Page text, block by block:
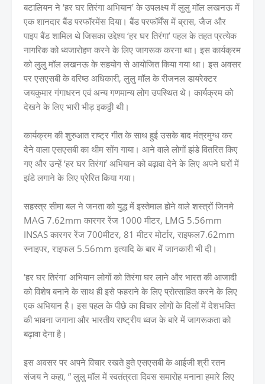
बटालियन ने ‘हर घर तिरंगा अभियान’ के उपलक्ष्य में लुलु मॉल लखनऊ में
एक शानदार बैंड परफॉरमेंस दिया। बैंड परफॉर्मेंस में ब्रास, जैज और
पाइप बैंड शामिल थे जिसका उद्देश्य ‘हर घर तिरंगा’ पहल के तहत प्रत्येक
नागरिक को ध्वजारोहण करने के लिए जागरूक करना था। इस कार्यक्रम
को लुलु मॉल लखनऊ के सहयोग से आयोजित किया गया था। इस अवसर
पर एसएसबी के वरिष्ठ अधिकारी, लुलु मॉल के रीजनल डायरेक्टर
जयकुमार गंगाधरन एवं अन्य गणमान्य लोग उपस्थित थे। कार्यक्रम को
देखने के लिए भारी भीड़ इकठ्ठी थी।
कार्यक्रम की शुरुआत राष्ट्र गीत के साथ हुई उसके बाद मंत्रमुग्ध कर
देने वाला एसएसबी का थीम सोंग गाया। आने वाले लोगों झंडे वितरित किए
गए और उन्हें ‘हर घर तिरंगा’ अभियान को बढ़ावा देने के लिए अपने घरों में
झंडे लगाने के लिए प्रेरित किया गया।
सहस्त्र सीमा बल ने जनता को युद्ध में इस्तेमाल होने वाले शस्त्रों जिनमे
MAG 7.62mm कारगर रेंज 1000 मीटर, LMG 5.56mm
INSAS कारगर रेंज 700मीटर, 81 मीटर मोर्टार, राइफल7.62mm
स्नाइपर, राइफल 5.56mm इत्यादि के बार में जानकारी भी दी।
‘हर घर तिरंगा’ अभियान लोगों को तिरंगा घर लाने और भारत की आजादी
को विशेष बनाने के साथ ही इसे फहराने के लिए प्रोत्साहित करने के लिए
एक अभियान है। इस पहल के पीछे का विचार लोगों के दिलों में देशभक्ति
की भावना जगाना और भारतीय राष्ट्रीय ध्वज के बारे में जागरूकता को
बढ़ावा देना है।
इस अवसर पर अपने विचार रखते हुते एसएसबी के आईजी श्री रतन
संजय ने कहा, ” लुलु मॉल में स्वतंत्रता दिवस समारोह मनाना हमारे लिए